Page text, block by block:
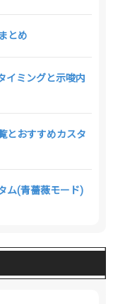
とめ
イミングと示唆内
とおすすめカスタ
ム(青薔薇モード)